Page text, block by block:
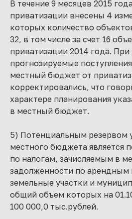
В течение 9 месяцев 2015
приватизации внесены 4
которых количество
32, в том числе за счет 16
приватизации 2014 года. При
прогнозируемые
местный бюджет от
корректировались, что
характере планирования
в местный бюджет.
5) Потенциальным резервом
местного бюджета является
по налогам, зачисляемым в
задолженности по арендным
земельные участки и
общий объем которых на
100 000,0 тыс.рублей.